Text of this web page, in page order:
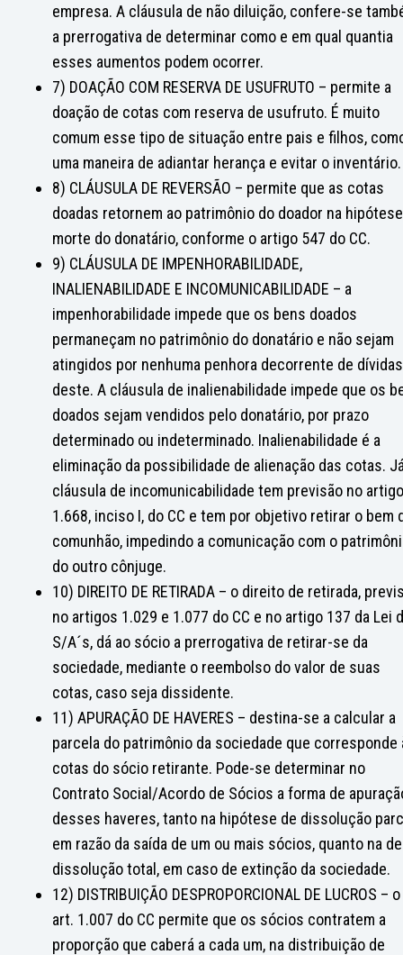
empresa. A cláusula de não diluição, confere-se
a prerrogativa de determinar como e em qual quantia
esses aumentos podem ocorrer.
7) DOAÇÃO COM RESERVA DE USUFRUTO – permite a
doação de cotas com reserva de usufruto. É muito
comum esse tipo de situação entre pais e filhos,
uma maneira de adiantar herança e evitar o inventário.
8) CLÁUSULA DE REVERSÃO – permite que as cotas
doadas retornem ao patrimônio do doador na
morte do donatário, conforme o artigo 547 do CC.
9) CLÁUSULA DE IMPENHORABILIDADE,
INALIENABILIDADE E INCOMUNICABILIDADE – a
impenhorabilidade impede que os bens doados
permaneçam no patrimônio do donatário e não sejam
atingidos por nenhuma penhora decorrente de dívidas
deste. A cláusula de inalienabilidade impede que os
doados sejam vendidos pelo donatário, por prazo
determinado ou indeterminado. Inalienabilidade é a
eliminação da possibilidade de alienação das cotas.
cláusula de incomunicabilidade tem previsão no artigo
1.668, inciso I, do CC e tem por objetivo retirar o bem
comunhão, impedindo a comunicação com o
do outro cônjuge.
10) DIREITO DE RETIRADA – o direito de retirada,
no artigos 1.029 e 1.077 do CC e no artigo 137 da Lei
S/A´s, dá ao sócio a prerrogativa de retirar-se da
sociedade, mediante o reembolso do valor de suas
cotas, caso seja dissidente.
11) APURAÇÃO DE HAVERES – destina-se a calcular a
parcela do patrimônio da sociedade que corresponde
cotas do sócio retirante. Pode-se determinar no
Contrato Social/Acordo de Sócios a forma de
desses haveres, tanto na hipótese de dissolução
em razão da saída de um ou mais sócios, quanto na de
dissolução total, em caso de extinção da sociedade.
12) DISTRIBUIÇÃO DESPROPORCIONAL DE LUCROS – o
art. 1.007 do CC permite que os sócios contratem a
proporção que caberá a cada um, na distribuição de